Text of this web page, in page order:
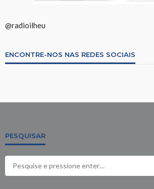
@radioilheu
ENCONTRE-NOS NAS REDES SOCIAIS
PESQUISAR